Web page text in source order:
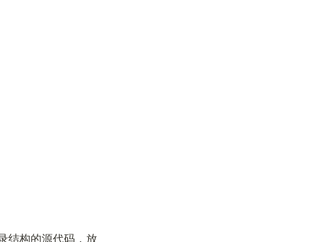
结构的源代码，放